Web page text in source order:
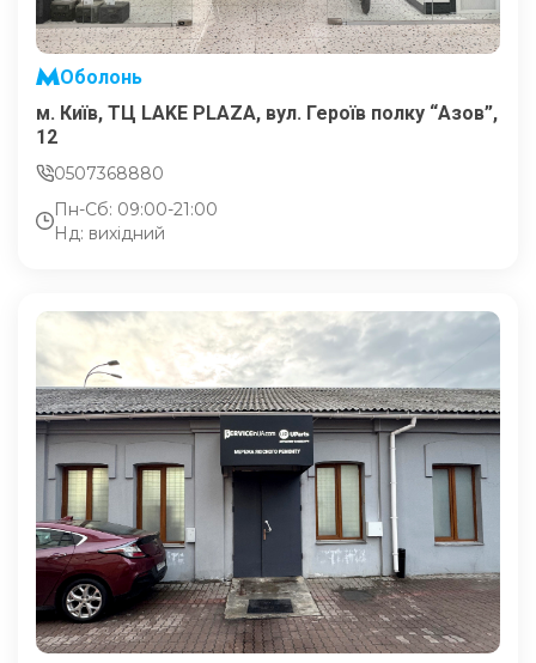
Оболонь
м. Київ, ТЦ LAKE PLAZA, вул. Героїв полку “Азов”,
12
0507368880
Пн-Сб: 09:00-21:00
Нд: вихідний